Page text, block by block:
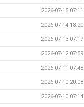
2026-07-15 07:11
2026-07-14 18:20
2026-07-13 07:17
2026-07-12 07:59
2026-07-11 07:48
2026-07-10 20:08
2026-07-10 07:14